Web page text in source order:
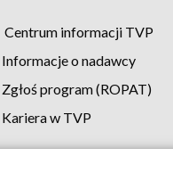
Centrum informacji TVP
Informacje o nadawcy
Zgłoś program (ROPAT)
Kariera w TVP